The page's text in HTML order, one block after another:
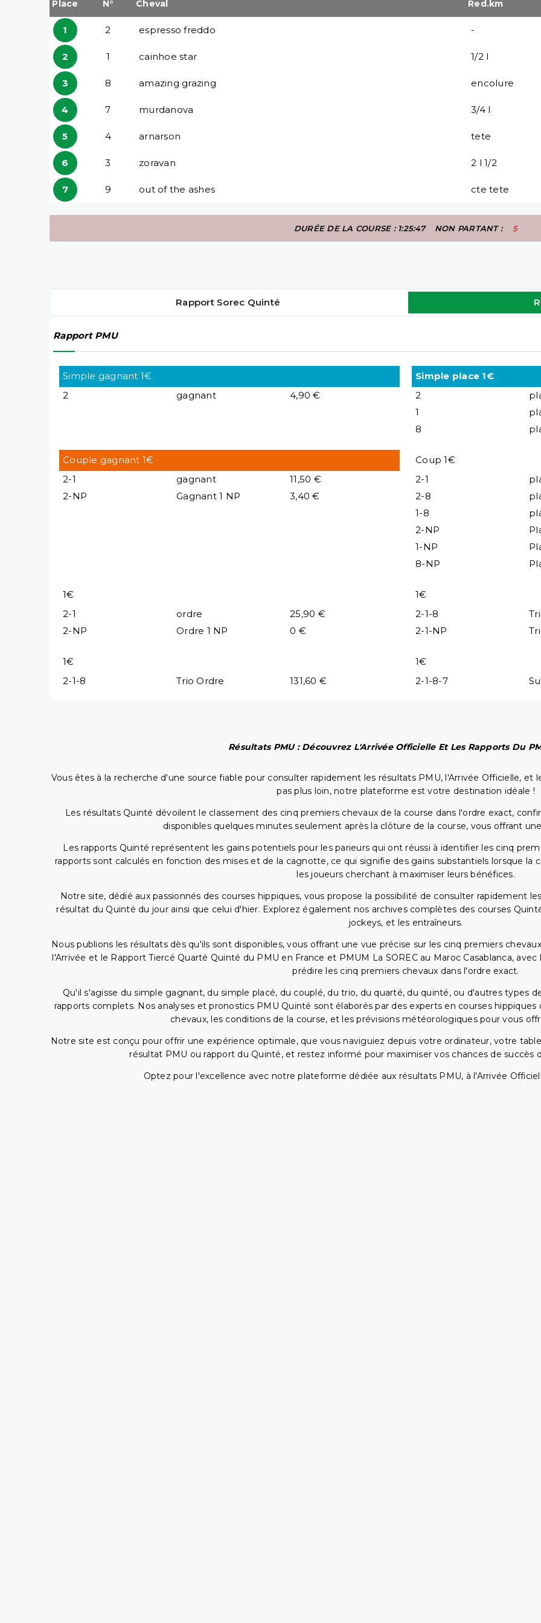
Place N° Cheval Red.km
1 2 espresso freddo -
2 1 cainhoe star 1/2 l
3 8 amazing grazing encolure
4 7 murdanova 3/4 l
5 4 arnarson tete
6 3 zoravan 2 l 1/2
7 9 out of the ashes cte tete
DURÉE DE LA COURSE : 1:25:47 NON PARTANT : 5
Rapport Sorec Quinté
Rapport PMU
Simple gagnant 1€
2
gagnant 4,90 €
Simple place 1€
2
1
8
Couple gagnant 1€
2-1
gagnant
11,50 €
2-NP
Gagnant 1 NP 3,40 €
Coup 1€
2-1
2-8
1-8
2-NP
1-NP
8-NP
1€
2-1
ordre
25,90 €
2-NP
Ordre 1 NP 0 €
1€
2-1-8
2-1-NP
1€
2-1-8
Trio Ordre 131,60 €
1€
2-1-8-7
Résultats PMU : Découvrez L'Arrivée Officielle Et Les Rapports Du
Vous êtes à la recherche d'une source fiable pour consulter rapidement les résultats PMU, l'Arrivée Officielle, et
pas plus loin, notre plateforme est votre destination idéale !
Les résultats Quinté dévoilent le classement des cinq premiers chevaux de la course dans l'ordre exact,
disponibles quelques minutes seulement après la clôture de la course, vous offrant
Les rapports Quinté représentent les gains potentiels pour les parieurs qui ont réussi à identifier les cinq
rapports sont calculés en fonction des mises et de la cagnotte, ce qui signifie des gains substantiels lorsque
les joueurs cherchant à maximiser leurs bénéfices.
Notre site, dédié aux passionnés des courses hippiques, vous propose la possibilité de consulter rapidement
résultat du Quinté du jour ainsi que celui d'hier. Explorez également nos archives complètes des courses
jockeys, et les entraîneurs.
Nous publions les résultats dès qu'ils sont disponibles, vous offrant une vue précise sur les cinq premiers
l'Arrivée et le Rapport Tiercé Quarté Quinté du PMU en France et PMUM La SOREC au Maroc Casablanca,
prédire les cinq premiers chevaux dans l'ordre exact.
Qu'il s'agisse du simple gagnant, du simple placé, du couplé, du trio, du quarté, du quinté, ou d'autres types
rapports complets. Nos analyses et pronostics PMU Quinté sont élaborés par des experts en courses
chevaux, les conditions de la course, et les prévisions météorologiques pour vous
Notre site est conçu pour offrir une expérience optimale, que vous naviguiez depuis votre ordinateur, votre
résultat PMU ou rapport du Quinté, et restez informé pour maximiser vos chances de succès
Optez pour l'excellence avec notre plateforme dédiée aux résultats PMU, à l'Arrivée